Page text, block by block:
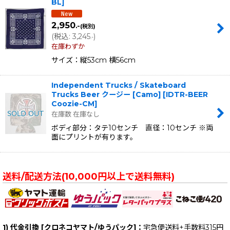
BL
2,950.-(税別)
(税込: 3,245.-)
在庫わずか
サイズ：縦53cm 横56cm
Independent Trucks / Skateboard
Trucks Beer クージー [Camo] [IDTR-BEER
Coozie-CM]
在庫数 在庫なし
ボディ部分：タテ10センチ 直径：10センチ ※両
面にプリントが有ります。
送料/配送方法(10,000円以上で送料無料)
1) 代金引換 [クロネコヤマト/ゆうパック]： 宅急便送料+手数料315円